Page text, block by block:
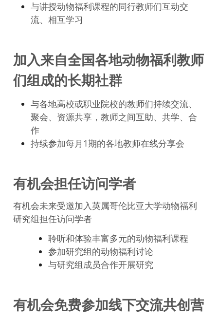
与讲授动物福利课程的同行教师们互动交
流、相互学习
加入来自全国各地动物福利教师
们组成的长期社群
与各地高校或职业院校的教师们持续交流、
聚会、资源共享，教师之间互助、共学、合
作
持续参加每月1期的各地教师在线分享会
有机会担任访问学者
有机会未来受邀加入英属哥伦比亚大学动物福利
研究组担任访问学者
聆听和体验丰富多元的动物福利课程
参加研究组的动物福利讨论
与研究组成员合作开展研究
有机会免费参加线下交流共创营